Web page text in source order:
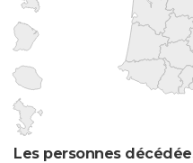
Les personnes